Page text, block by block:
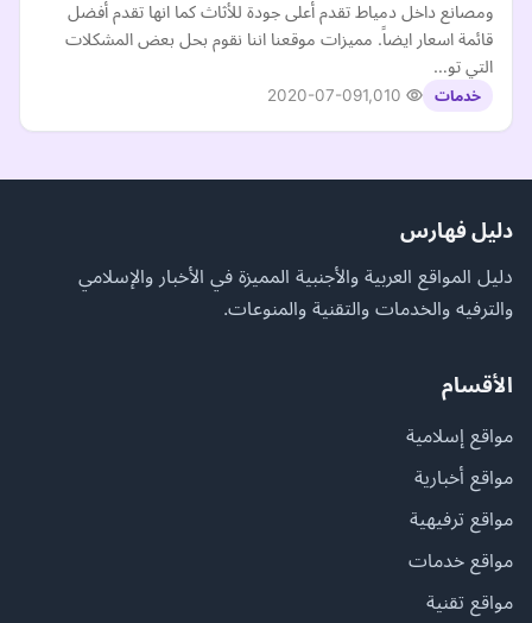
ومصانع داخل دمياط تقدم أعلى جودة للأثاث كما انها تقدم أفضل
قائمة اسعار ايضاً. مميزات موقعنا اننا نقوم بحل بعض المشكلات
التي تو…
خدمات 2020-07-09
دليل فهارس
دليل المواقع العربية والأجنبية المميزة في الأخبار والإسلامي
والترفيه والخدمات والتقنية والمنوعات.
الأقسام
مواقع إسلامية
مواقع أخبارية
مواقع ترفيهية
مواقع خدمات
مواقع تقنية